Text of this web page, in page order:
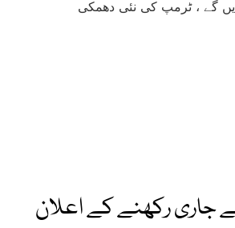
جاری رکھنے کے اعلان